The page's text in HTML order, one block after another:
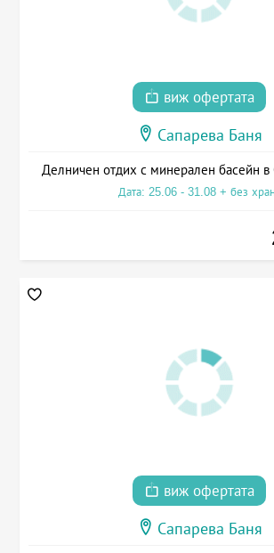
виж офертата
Сапарева Баня
Делничен отдих с минерален басейн в
Дата: 25.06 - 31.08 + без
виж офертата
Сапарева Баня